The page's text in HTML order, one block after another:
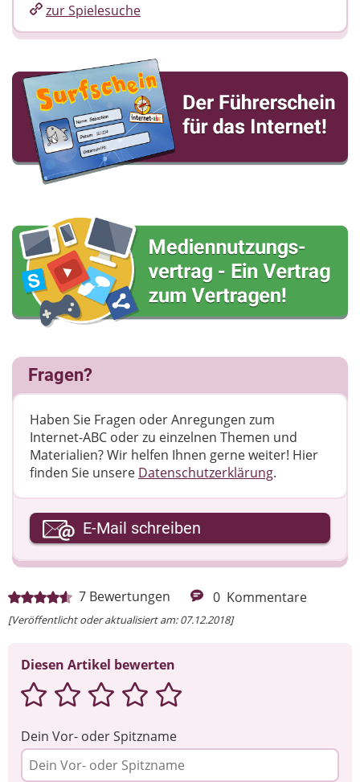
7 Bewertungen 0 Kommentare
[Veröffentlicht oder aktualisiert am: 07.12.2018]
Diesen Artikel bewerten
Dein Vor- oder Spitzname
zur Spielesuche
Fragen?
Haben Sie Fragen oder Anregungen zum
Internet-ABC oder zu einzelnen Themen und
Materialien? Wir helfen Ihnen gerne weiter! ​Hier
finden Sie unsere Datenschutzerklärung.
Ihre E-Mail-Adresse
Ihre Nachricht
E-Mail schreiben